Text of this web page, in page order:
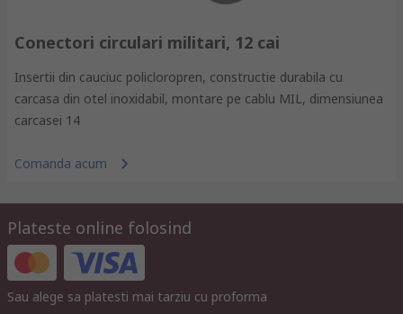
Conectori circulari militari, 12 cai
Insertii din cauciuc policloropren, constructie durabila cu
carcasa din otel inoxidabil, montare pe cablu MIL, dimensiunea
carcasei 14
Comanda acum
Plateste online folosind
Sau alege sa platesti mai tarziu cu proforma